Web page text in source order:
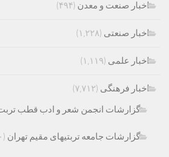
اخبار صنعت و معدن (۴۹۴)
اخبار صنعتی (۱,۲۲۸)
اخبار علمی (۱,۱۱۹)
اخبار فرهنگی (۷,۷۱۲)
گزارشات انجمن شعر و ادب قطب
گزارشات جامعه تربتیهای مقیم تهران (۲۰)